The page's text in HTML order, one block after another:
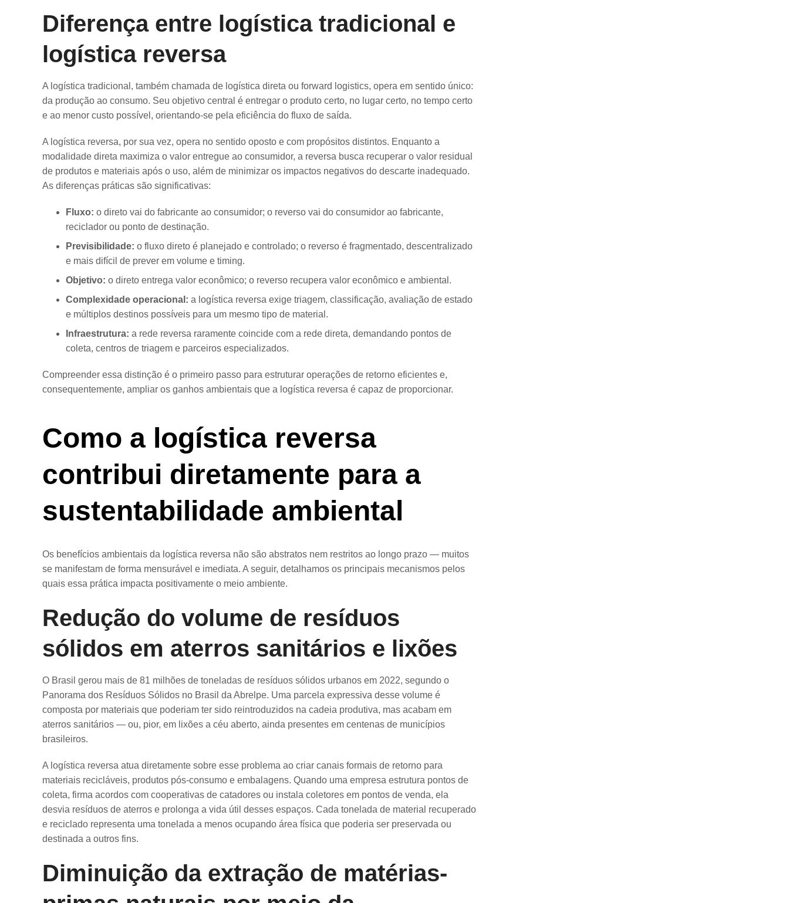
Diferença entre logística tradicional e
logística reversa
A logística tradicional, também chamada de logística direta ou forward logistics, opera em sentido único:
da produção ao consumo. Seu objetivo central é entregar o produto certo, no lugar certo, no tempo certo
e ao menor custo possível, orientando-se pela eficiência do fluxo de saída.
A logística reversa, por sua vez, opera no sentido oposto e com propósitos distintos. Enquanto a
modalidade direta maximiza o valor entregue ao consumidor, a reversa busca recuperar o valor residual
de produtos e materiais após o uso, além de minimizar os impactos negativos do descarte inadequado.
As diferenças práticas são significativas:
Fluxo: o direto vai do fabricante ao consumidor; o reverso vai do consumidor ao fabricante,
reciclador ou ponto de destinação.
Previsibilidade: o fluxo direto é planejado e controlado; o reverso é fragmentado, descentralizado
e mais difícil de prever em volume e timing.
Objetivo: o direto entrega valor econômico; o reverso recupera valor econômico e ambiental.
Complexidade operacional: a logística reversa exige triagem, classificação, avaliação de estado
e múltiplos destinos possíveis para um mesmo tipo de material.
Infraestrutura: a rede reversa raramente coincide com a rede direta, demandando pontos de
coleta, centros de triagem e parceiros especializados.
Compreender essa distinção é o primeiro passo para estruturar operações de retorno eficientes e,
consequentemente, ampliar os ganhos ambientais que a logística reversa é capaz de proporcionar.
Como a logística reversa
contribui diretamente para a
sustentabilidade ambiental
Os benefícios ambientais da logística reversa não são abstratos nem restritos ao longo prazo — muitos
se manifestam de forma mensurável e imediata. A seguir, detalhamos os principais mecanismos pelos
quais essa prática impacta positivamente o meio ambiente.
Redução do volume de resíduos
sólidos em aterros sanitários e lixões
O Brasil gerou mais de 81 milhões de toneladas de resíduos sólidos urbanos em 2022, segundo o
Panorama dos Resíduos Sólidos no Brasil da Abrelpe. Uma parcela expressiva desse volume é
composta por materiais que poderiam ter sido reintroduzidos na cadeia produtiva, mas acabam em
aterros sanitários — ou, pior, em lixões a céu aberto, ainda presentes em centenas de municípios
brasileiros.
A logística reversa atua diretamente sobre esse problema ao criar canais formais de retorno para
materiais recicláveis, produtos pós-consumo e embalagens. Quando uma empresa estrutura pontos de
coleta, firma acordos com cooperativas de catadores ou instala coletores em pontos de venda, ela
desvia resíduos de aterros e prolonga a vida útil desses espaços. Cada tonelada de material recuperado
e reciclado representa uma tonelada a menos ocupando área física que poderia ser preservada ou
destinada a outros fins.
Diminuição da extração de matérias-